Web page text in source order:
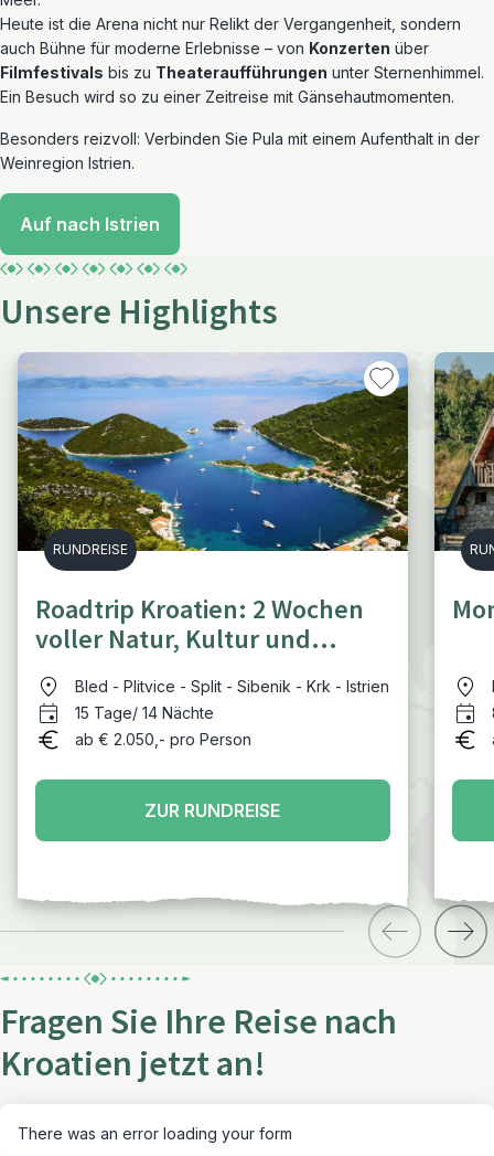
Heute ist die Arena nicht nur Relikt der Vergangenheit, sondern
auch Bühne für moderne Erlebnisse – von Konzerten über
Filmfestivals bis zu Theateraufführungen unter Sternenhimmel.
Ein Besuch wird so zu einer Zeitreise mit Gänsehautmomenten.
Besonders reizvoll: Verbinden Sie Pula mit einem Aufenthalt in der
Weinregion Istrien.
Auf nach Istrien
Unsere Highlights
RUNDREISE
Roadtrip Kroatien: 2 Wochen
voller Natur, Kultur und
Entspannung
Bled - Plitvice - Split - Sibenik - Krk - Istrien
15 Tage/ 14 Nächte
ab € 2.050,- pro Person
ZUR RUNDREISE
Fragen Sie Ihre Reise nach
Kroatien jetzt an!
There was an error loading your form